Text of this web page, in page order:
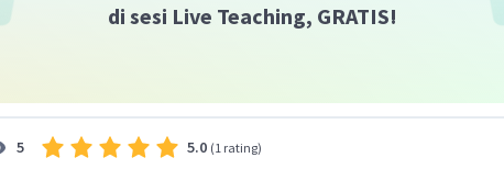
di sesi Live Teaching, GRATIS!
5 5.0 (1 rating)